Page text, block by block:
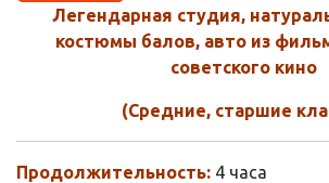
Легендарная студия,
костюмы балов, авто из
советского кино
(Средние, старшие
Продолжительность: 4 часа